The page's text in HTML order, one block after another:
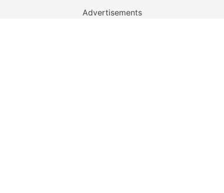
Advertisements